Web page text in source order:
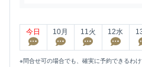
今日 10月 11 火 12水
※問合せ可の場合でも、確実に予約できるわけ